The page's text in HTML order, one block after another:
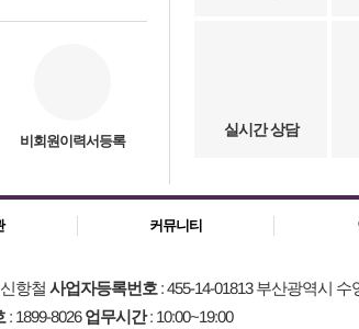
비회원이력서등록
실시간 상담
커뮤니티
항철사업자등록번호 : 455-14-01813 부산광역시
: 1899-8026업무시간: 10:00~19:00